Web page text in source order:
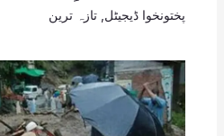
پختونخوا ڈیجیٹل تازہ ترین